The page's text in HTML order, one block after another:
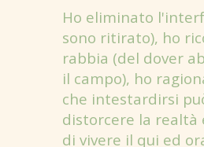
Ho eliminato
sono ritirato), ho
rabbia (del dover
il campo), ho
che intestardirsi
distorcere la realtà
di vivere il qui ed